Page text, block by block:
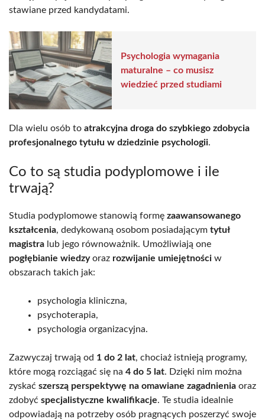
stawiane przed kandydatami.
Psychologia wymagania
maturalne – co musisz
wiedzieć przed studiami
Dla wielu osób to atrakcyjna droga do szybkiego zdobycia
profesjonalnego tytułu w dziedzinie psychologii.
Co to są studia podyplomowe i ile
trwają?
Studia podyplomowe stanowią formę zaawansowanego
kształcenia, dedykowaną osobom posiadającym tytuł
magistra lub jego równoważnik. Umożliwiają one
pogłębianie wiedzyoraz rozwijanie umiejętności w
obszarach takich jak:
psychologia kliniczna,
psychoterapia,
psychologia organizacyjna.
Zazwyczaj trwają od 1 do 2 lat, chociaż istnieją programy,
które mogą rozciągać się na 4 do 5 lat. Dzięki nim można
zyskać szerszą perspektywę na omawiane zagadnienia oraz
zdobyć specjalistyczne kwalifikacje. Te studia idealnie
odpowiadają na potrzeby osób pragnących poszerzyć swoje